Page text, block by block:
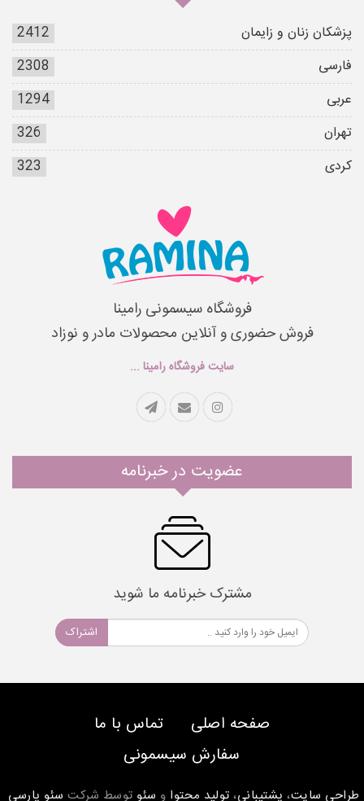
پزشکان زنان و زایمان
2412
فارسی
2308
عربی
1294
تهران
326
کردی
323
فروشگاه سیسمونی رامینا
فروش حضوری و آنلاین محصولات مادر و نوزاد
سایت فروشگاه رامینا ...
عضویت در خبرنامه
مشترک خبرنامه ما شوید
اشتراک
صفحه اصلی
تماس با ما
سفارش سیسمونی
طراحی سایت، پشتیبانی، تولید محتوا و سئو توسط شرکت سئو پارسی